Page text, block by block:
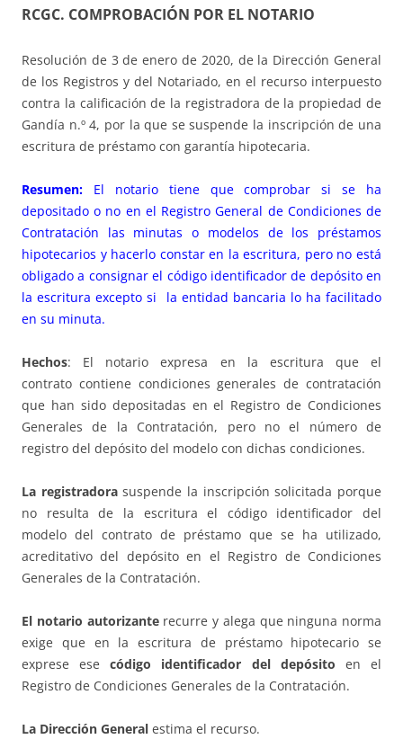
RCGC. COMPROBACIÓN POR EL NOTARIO
Resolución de 3 de enero de 2020, de la Dirección General
de los Registros y del Notariado, en el recurso interpuesto
contra la calificación de la registradora de la propiedad de
Gandía n.º 4, por la que se suspende la inscripción de una
escritura de préstamo con garantía hipotecaria.
Resumen: El notario tiene que comprobar si se ha
depositado o no en el Registro General de Condiciones de
Contratación las minutas o modelos de los préstamos
hipotecarios y hacerlo constar en la escritura, pero no está
obligado a consignar el código identificador de depósito en
la escritura excepto si la entidad bancaria lo ha facilitado
en su minuta.
Hechos: El notario expresa en la escritura que el
contrato contiene condiciones generales de contratación
que han sido depositadas en el Registro de Condiciones
Generales de la Contratación, pero no el número de
registro del depósito del modelo con dichas condiciones.
La registradorasuspende la inscripción solicitada porque
no resulta de la escritura el código identificador del
modelo del contrato de préstamo que se ha utilizado,
acreditativo del depósito en el Registro de Condiciones
Generales de la Contratación.
El notario autorizante recurre y alega que ninguna norma
exige que en la escritura de préstamo hipotecario se
exprese esecódigo identificador del depósito en el
Registro de Condiciones Generales de la Contratación.
La Dirección General estima el recurso.